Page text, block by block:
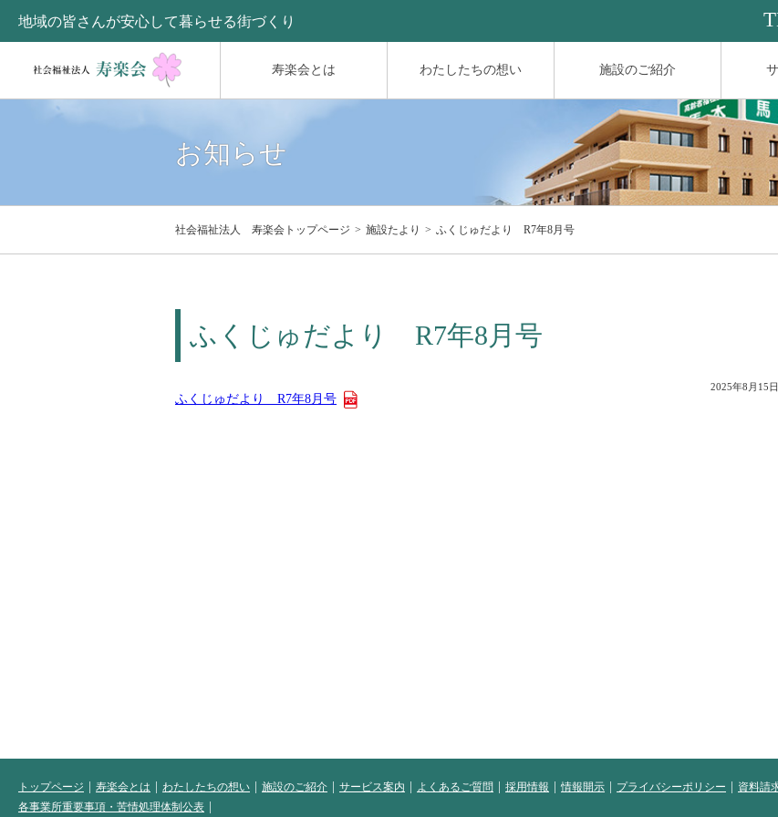
寿楽会とは わたしたちの想い 施設のご紹介
地域の皆さんが安心して暮らせる街づくり
お知らせ
社会福祉法人 寿楽会トップページ 施設たより ふくじゅだより R7年8月号
ふくじゅだより R7年8月号
2025年8月15日
ふくじゅだより R7年8月号
トップページ 寿楽会とは わたしたちの想い 施設のご紹介 サービス案内 よくあるご質問 採用情報 情報開示 プライバシーポリシー 資料請
各事業所重要事項・苦情処理体制公表